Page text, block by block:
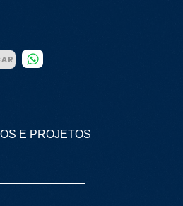
E PROJETOS